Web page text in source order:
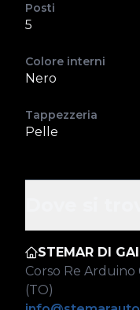
Posti
5
Colore interni
Nero
Tappezzeria
Pelle
STEMAR DI
Corso Re Arduino
(TO)